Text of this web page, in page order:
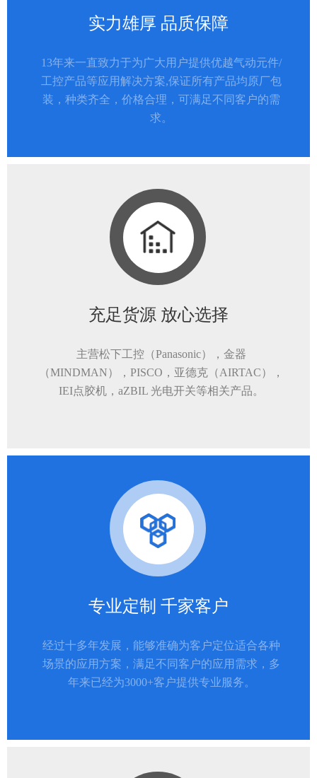
实力雄厚 品质保障
13年来一直致力于为广大用户提供优越气动元件/
工控产品等应用解决方案,保证所有产品均原厂包
装，种类齐全，价格合理，可满足不同客户的需
求。
充足货源 放心选择
主营松下工控（Panasonic），金器
（MINDMAN），PISCO，亚德克（AIRTAC），
IEI点胶机，aZBIL 光电开关等相关产品。
专业定制 千家客户
经过十多年发展，能够准确为客户定位适合各种
场景的应用方案，满足不同客户的应用需求，多
年来已经为3000+客户提供专业服务。